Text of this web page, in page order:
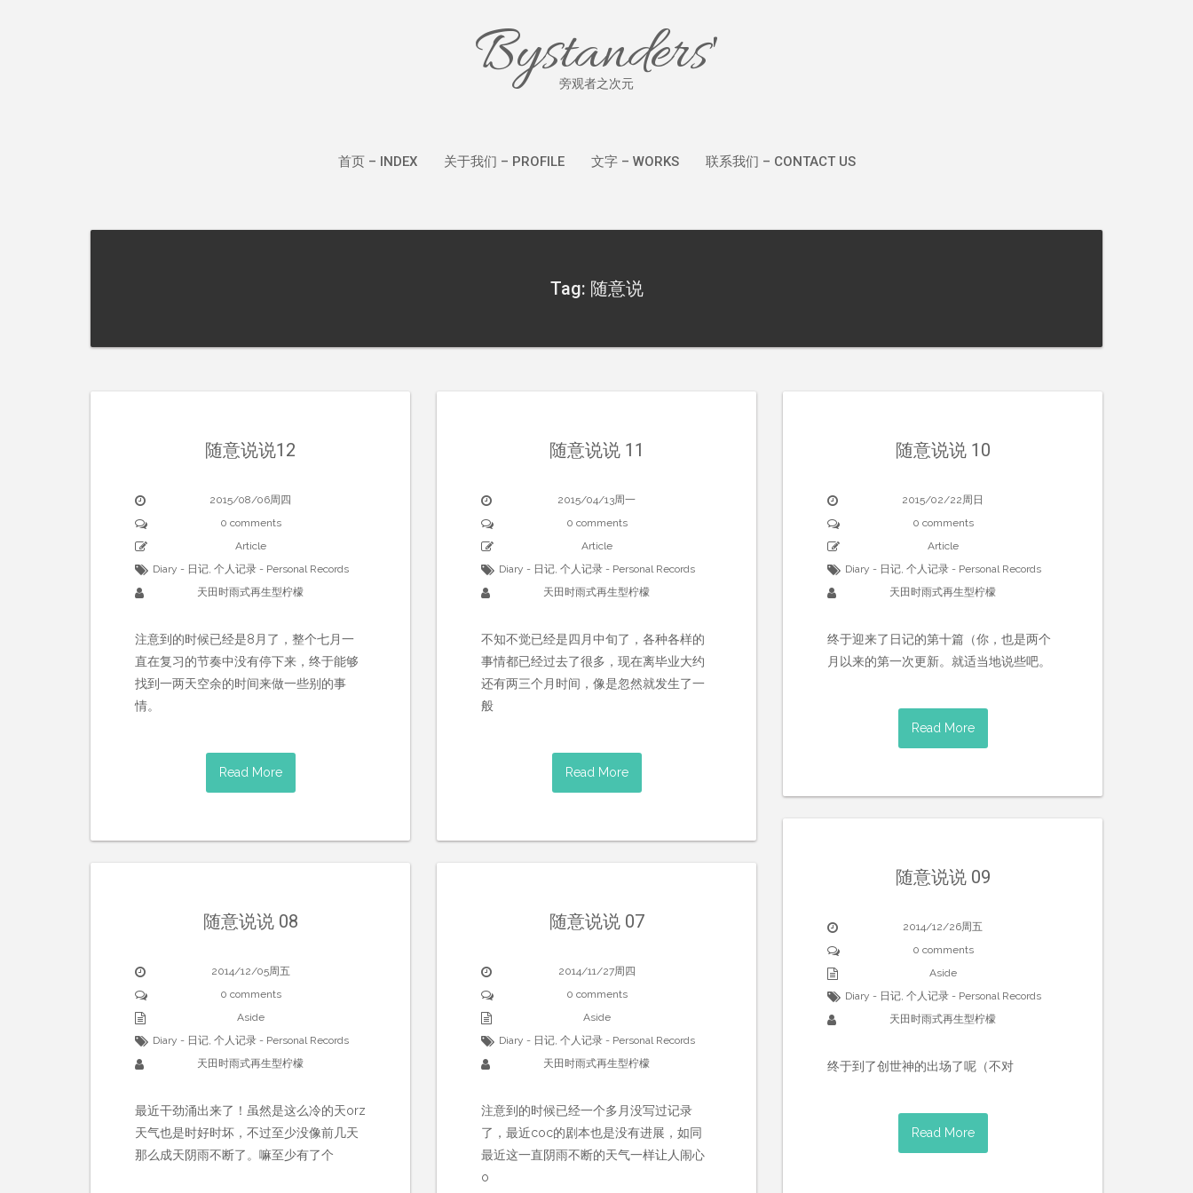
Bystanders'
旁观者之次元
首页 – INDEX 关于我们 – PROFILE 文字 – WORKS 联系我们 – CONTACT US
Tag: 随意说
随意说说12
2015/08/06周四
0 comments
Article
Diary - 日记, 个人记录 - Personal Records
天田时雨式再生型柠檬
注意到的时候已经是8月了，整个七月一
直在复习的节奏中没有停下来，终于能够
找到一两天空余的时间来做一些别的事
情。
Read More
随意说说 11
2015/04/13周一
0 comments
Article
Diary - 日记, 个人记录 - Personal Records
天田时雨式再生型柠檬
不知不觉已经是四月中旬了，各种各样的
事情都已经过去了很多，现在离毕业大约
还有两三个月时间，像是忽然就发生了一
般
Read More
随意说说 10
2015/02/22周日
0 comments
Article
Diary - 日记, 个人记录 - Personal Records
天田时雨式再生型柠檬
终于迎来了日记的第十篇（你，也是两个
月以来的第一次更新。就适当地说些吧。
Read More
随意说说 09
2014/12/26周五
0 comments
Aside
Diary - 日记, 个人记录 - Personal Records
天田时雨式再生型柠檬
终于到了创世神的出场了呢（不对
Read More
随意说说 08
2014/12/05周五
0 comments
Aside
Diary - 日记, 个人记录 - Personal Records
天田时雨式再生型柠檬
最近干劲涌出来了！虽然是这么冷的天orz
天气也是时好时坏，不过至少没像前几天
那么成天阴雨不断了。嘛至少有了个
随意说说 07
2014/11/27周四
0 comments
Aside
Diary - 日记, 个人记录 - Personal Records
天田时雨式再生型柠檬
注意到的时候已经一个多月没写过记录
了，最近coc的剧本也是没有进展，如同
最近这一直阴雨不断的天气一样让人闹心
o